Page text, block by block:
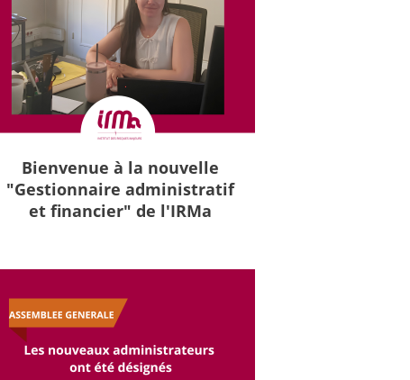
Bienvenue à la nouvelle
"Gestionnaire administratif
et financier" de l'IRMa